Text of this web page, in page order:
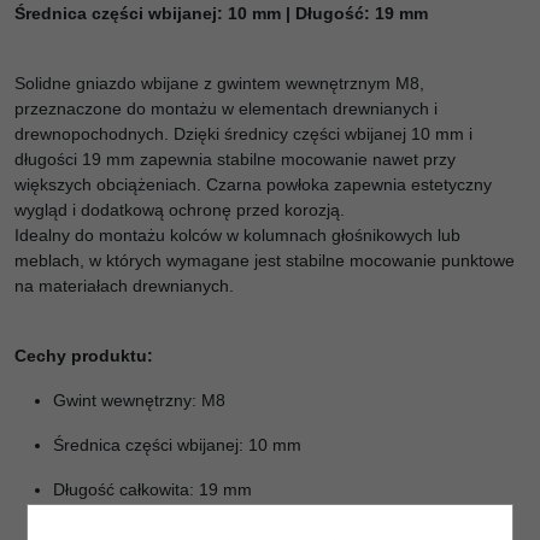
Średnica części wbijanej: 10 mm | Długość: 19 mm
Solidne gniazdo wbijane z gwintem wewnętrznym M8,
przeznaczone do montażu w elementach drewnianych i
drewnopochodnych. Dzięki średnicy części wbijanej 10 mm i
długości 19 mm zapewnia stabilne mocowanie nawet przy
większych obciążeniach. Czarna powłoka zapewnia estetyczny
wygląd i dodatkową ochronę przed korozją.
Idealny do montażu kolców w kolumnach głośnikowych lub
meblach, w których wymagane jest stabilne mocowanie punktowe
na materiałach drewnianych.
Cechy produktu:
Gwint wewnętrzny: M8
Średnica części wbijanej: 10 mm
Długość całkowita: 19 mm